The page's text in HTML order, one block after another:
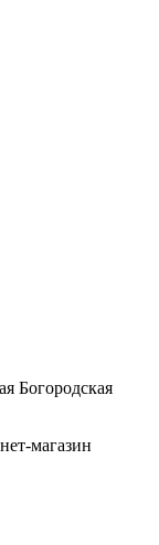
Богородская
магазин